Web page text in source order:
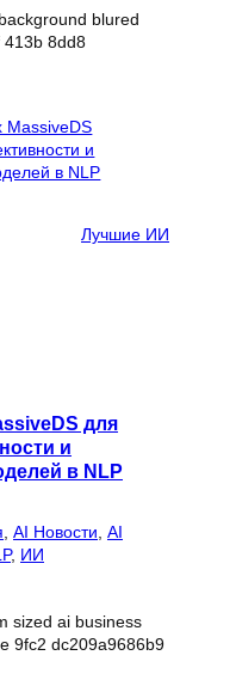
Лучшие ИИ
для
и
в NLP
AI Новости AI
, ИИ